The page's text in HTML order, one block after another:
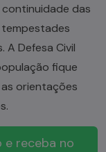
das
A Defesa Civil
fique
orientações
e receba no